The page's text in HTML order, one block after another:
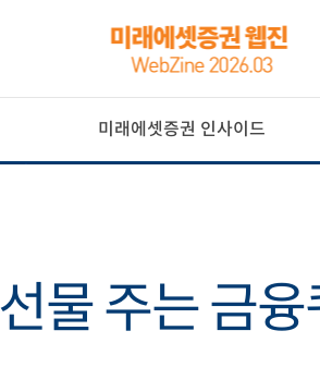
미래에셋증권 인사이드
선물 주는 금